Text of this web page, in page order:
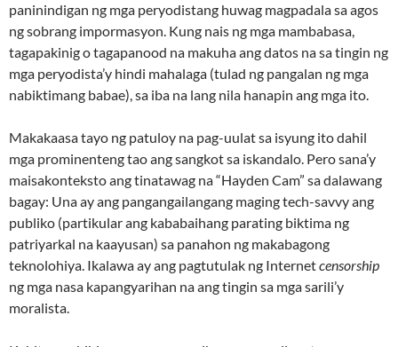
paninindigan ng mga peryodistang huwag magpadala sa agos
ng sobrang impormasyon. Kung nais ng mga mambabasa,
tagapakinig o tagapanood na makuha ang datos na sa tingin ng
mga peryodista’y hindi mahalaga (tulad ng pangalan ng mga
nabiktimang babae), sa iba na lang nila hanapin ang mga ito.
Makakaasa tayo ng patuloy na pag-uulat sa isyung ito dahil
mga prominenteng tao ang sangkot sa iskandalo. Pero sana’y
maisakonteksto ang tinatawag na “Hayden Cam” sa dalawang
bagay: Una ay ang pangangailangang maging tech-savvy ang
publiko (partikular ang kababaihang parating biktima ng
patriyarkal na kaayusan) sa panahon ng makabagong
teknolohiya. Ikalawa ay ang pagtutulak ng Internetcensorship
ng mga nasa kapangyarihan na ang tingin sa mga sarili’y
moralista.